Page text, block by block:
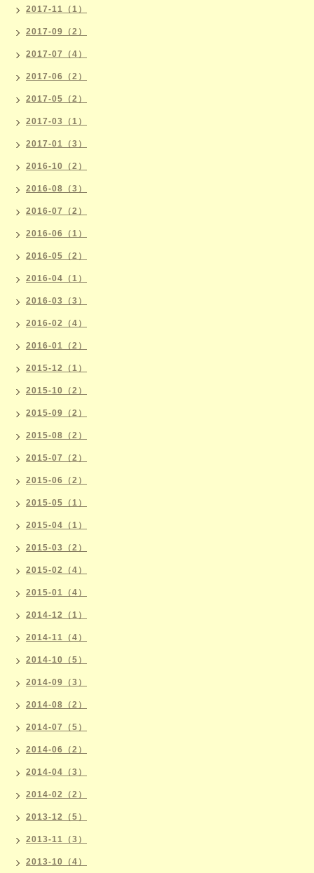
2017-11（1）
2017-09（2）
2017-07（4）
2017-06（2）
2017-05（2）
2017-03（1）
2017-01（3）
2016-10（2）
2016-08（3）
2016-07（2）
2016-06（1）
2016-05（2）
2016-04（1）
2016-03（3）
2016-02（4）
2016-01（2）
2015-12（1）
2015-10（2）
2015-09（2）
2015-08（2）
2015-07（2）
2015-06（2）
2015-05（1）
2015-04（1）
2015-03（2）
2015-02（4）
2015-01（4）
2014-12（1）
2014-11（4）
2014-10（5）
2014-09（3）
2014-08（2）
2014-07（5）
2014-06（2）
2014-04（3）
2014-02（2）
2013-12（5）
2013-11（3）
2013-10（4）